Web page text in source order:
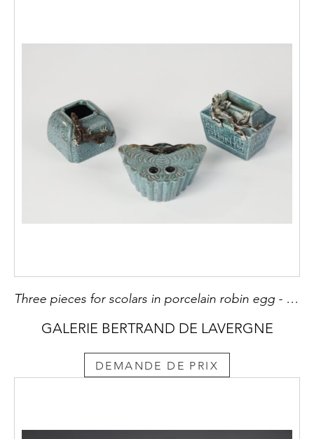
Three pieces for scolars in porcelain robin egg - China 19th century
GALERIE BERTRAND DE LAVERGNE
DEMANDE DE PRIX